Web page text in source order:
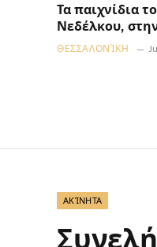
Τα παιχνίδια
Νεδέλκου,
ΘΕΣΣΑΛΟΝΊΚΗ
ΑΚΊΝΗΤΑ